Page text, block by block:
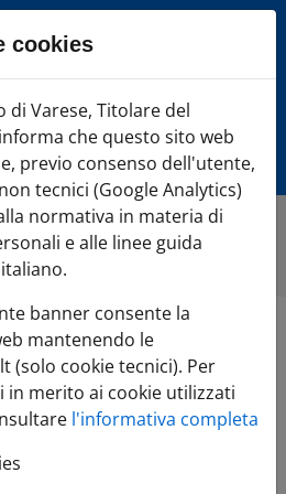
blocchi
alle informazioni correlate
Varese
Comunicati stampa
cookies
di Varese, Titolare del
che questo sito web
previo consenso dell'utente,
tecnici (Google Analytics)
normativa in materia di
e alle linee guida
banner consente la
mantenendo le
(solo cookie tecnici). Per
merito ai cookie utilizzati
l'informativa completa